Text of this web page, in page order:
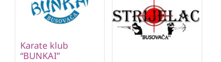
Karate klub
“BUNKAI”